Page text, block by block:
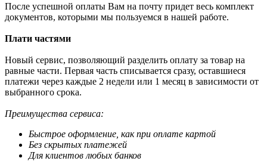
После успешной оплаты Вам на почту придет весь комплект
документов, которыми мы пользуемся в нашей работе.
Плати частями
Новый сервис, позволяющий разделить оплату за товар на
равные части. Первая часть списывается сразу, оставшиеся
платежи через каждые 2 недели или 1 месяц в зависимости от
выбранного срока.
Преимущества сервиса:
Быстрое оформление, как при оплате картой
Без скрытых платежей
Для клиентов любых банков